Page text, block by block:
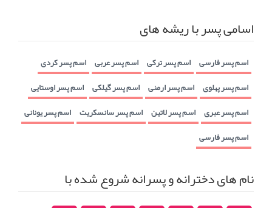
اسامی پسر با ریشه های
اسم پسر فارسی اسم پسر ترکی اسم پسر عربی اسم پسر کردی
اسم پسر پهلوی اسم پسر ارمنی اسم پسر گیلکی اسم پسر اوستایی
اسم پسر عبری اسم پسر لاتین اسم پسر سانسکریت اسم پسر یونانی
اسم پسر فارسی
نام های دخترانه و پسرانه شروع شده با